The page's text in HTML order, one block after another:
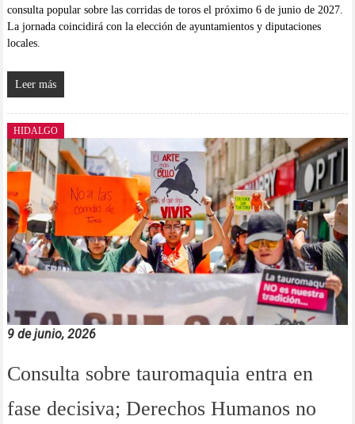
consulta popular sobre las corridas de toros el próximo 6 de junio de 2027.
La jornada coincidirá con la elección de ayuntamientos y diputaciones
locales.
Leer más
HIDALGO
9 de junio, 2026
Consulta sobre tauromaquia entra en
fase decisiva; Derechos Humanos no